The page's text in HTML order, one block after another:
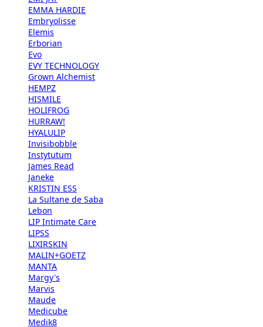
EMMA HARDIE
Embryolisse
Elemis
Erborian
Evo
EVY TECHNOLOGY
Grown Alchemist
HEMPZ
HISMILE
HOLIFROG
HURRAW!
HYALULIP
Invisibobble
Instytutum
James Read
Janeke
KRISTIN ESS
La Sultane de Saba
Lebon
LIP Intimate Care
LIPSS
LIXIRSKIN
MALIN+GOETZ
MANTA
Margy's
Marvis
Maude
Medicube
Medik8